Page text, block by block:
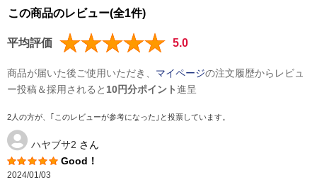
この商品のレビュー(全1件)
平均評価 5.0
商品が届いた後ご使用いただき、 マイページの注文履歴からレビュ
ー投稿＆採用されると 10円分ポイント進呈
2人の方が、｢このレビューが参考になった｣と投票しています。
ハヤブサ2 さん
Good！
2024/01/03